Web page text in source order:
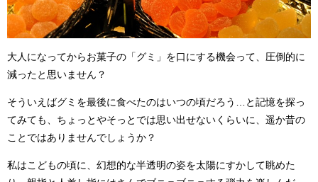
大人になってからお菓子の「グミ」を口にする機会って、圧倒的に
減ったと思いません？
そういえばグミを最後に食べたのはいつの頃だろう…と記憶を探っ
てみても、ちょっとやそっとでは思い出せないくらいに、遥か昔の
ことではありませんでしょうか？
私はこどもの頃に、幻想的な半透明の姿を太陽にすかして眺めた